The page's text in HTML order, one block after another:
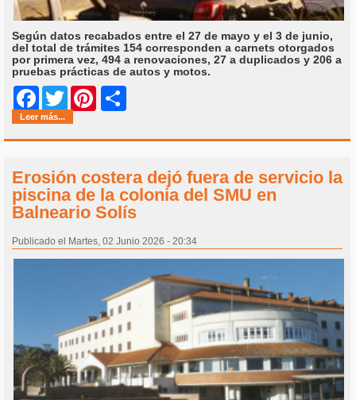
Según datos recabados entre el 27 de mayo y el 3 de junio,
del total de trámites 154 corresponden a carnets otorgados
por primera vez, 494 a renovaciones, 27 a duplicados y 206 a
pruebas prácticas de autos y motos.
Facebook
Twitter Pinterest
Leer más...
Erosión costera dejó fuera de servicio la
piscina de la colonia del SMU en
Balneario Solís
Publicado el Martes, 02 Junio 2026 - 20:34